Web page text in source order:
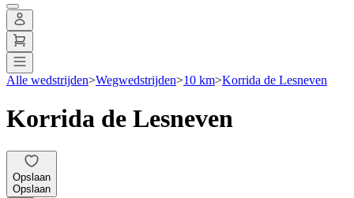
Alle wedstrijden>Wegwedstrijden>10 km>Korrida de Lesneven
Korrida de Lesneven
Opslaan
Opslaan